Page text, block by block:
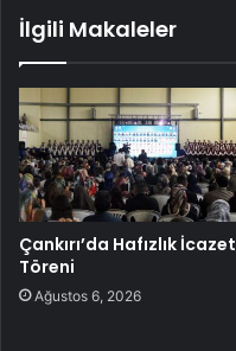
İlgili Makaleler
Çankırı’da Hafızlık İcazet
Töreni
Ağustos 6, 2026